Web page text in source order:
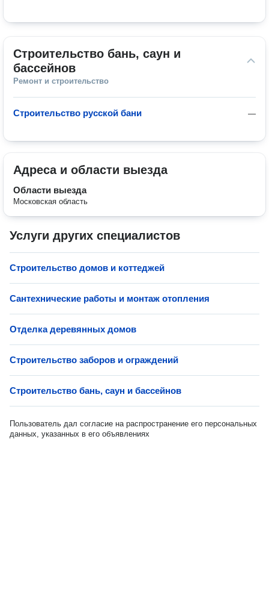
Строительство бань, саун и
бассейнов
Ремонт и строительство
—
Строительство русской бани
Адреса и области выезда
Области выезда
Московская область
Услуги других специалистов
Строительство домов и коттеджей
Сантехнические работы и монтаж отопления
Отделка деревянных домов
Строительство заборов и ограждений
Строительство бань, саун и бассейнов
Пользователь дал согласие на распространение его персональных
данных, указанных в его объявлениях